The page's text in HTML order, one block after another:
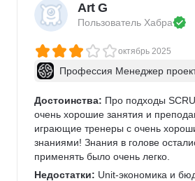
Art G
Пользователь Хабра
октябрь 2025
Профессия Менеджер
Достоинства: Про подходы
очень хорошие занятия и
играющие тренеры с очень
знаниями! Знания в голове
применять было очень легко.
Недостатки: Unit-экономика и